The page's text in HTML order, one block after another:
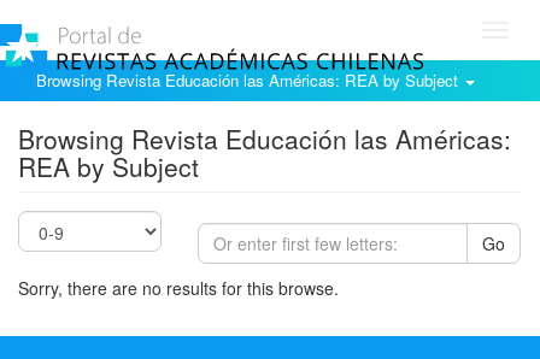
Browsing Revista Educación las Américas: REA by Subject
Browsing Revista Educación las Américas:
REA by Subject
Go
Sorry, there are no results for this browse.